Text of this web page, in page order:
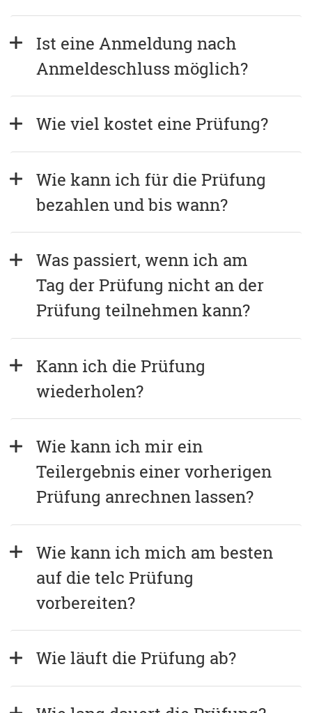
Ist eine Anmeldung nach
Anmeldeschluss möglich?
Wie viel kostet eine Prüfung?
Wie kann ich für die Prüfung
bezahlen und bis wann?
Was passiert, wenn ich am
Tag der Prüfung nicht an der
Prüfung teilnehmen kann?
Kann ich die Prüfung
wiederholen?
Wie kann ich mir ein
Teilergebnis einer vorherigen
Prüfung anrechnen lassen?
Wie kann ich mich am besten
auf die telc Prüfung
vorbereiten?
Wie läuft die Prüfung ab?